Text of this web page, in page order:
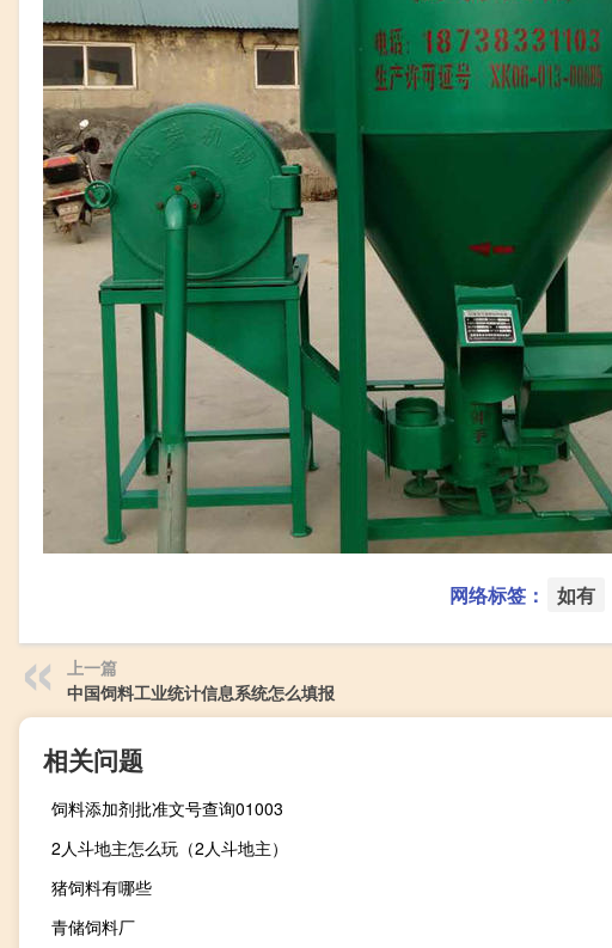
网络标签： 如有
上一篇
中国饲料工业统计信息系统怎么填报
相关问题
饲料添加剂批准文号查询01003
2人斗地主怎么玩（2人斗地主）
猪饲料有哪些
青储饲料厂